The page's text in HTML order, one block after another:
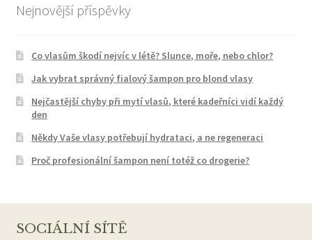
Nejnovější příspěvky
Co vlasům škodí nejvíc v létě? Slunce, moře, nebo chlor?
Jak vybrat správný fialový šampon pro blond vlasy
Nejčastější chyby při mytí vlasů, které kadeřníci vidí každý
den
Někdy Vaše vlasy potřebují hydrataci, a ne regeneraci
Proč profesionální šampon není totéž co drogerie?
SOCIÁLNÍ SÍTĚ